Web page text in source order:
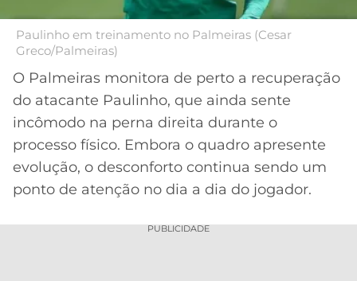
APOSTAS
CASSINOS
ONLINE
MELHORES
CASSINOS
ONLINE
BOTAFOGO
VASCO
INTERNACIONAL
GRÊMIO
COPA
SUL-
AMERICANA
LIGA
DOS
CAMPEÕES
LALIGA
Paulinho em treinamento no Palmeiras (Cesar
Greco/Palmeiras)
O Palmeiras monitora de perto a recuperação
do atacante Paulinho, que ainda sente
incômodo na perna direita durante o
processo físico. Embora o quadro apresente
evolução, o desconforto continua sendo um
ponto de atenção no dia a dia do jogador.
PUBLICIDADE